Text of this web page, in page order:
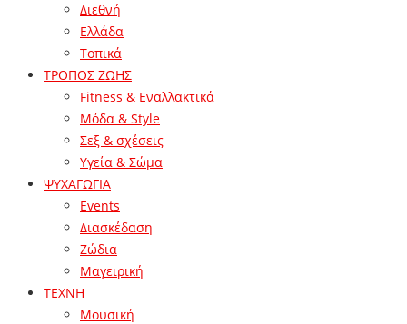
Διεθνή
Ελλάδα
Τοπικά
ΤΡΟΠΟΣ ΖΩΗΣ
Fitness & Εναλλακτικά
Μόδα & Style
Σεξ & σχέσεις
Υγεία & Σώμα
ΨΥΧΑΓΩΓΙΑ
Events
Διασκέδαση
Ζώδια
Μαγειρική
ΤΕΧΝΗ
Μουσική